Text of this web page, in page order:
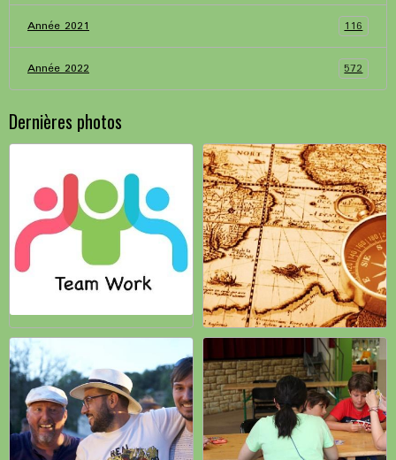
Année 2021 116
Année 2022 572
Dernières photos